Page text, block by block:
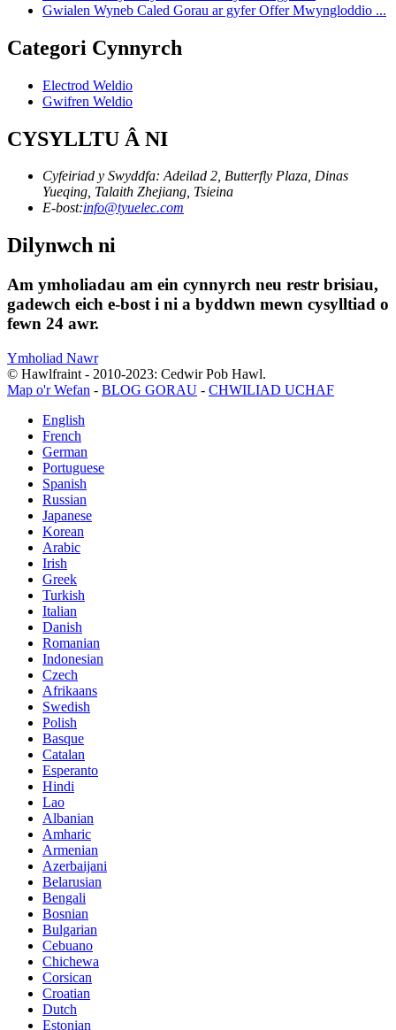
Gwialen Wyneb Caled Gorau ar gyfer Offer Mwyngloddio ...
Categori Cynnyrch
Electrod Weldio
Gwifren Weldio
CYSYLLTU Â NI
Cyfeiriad y Swyddfa: Adeilad 2, Butterfly Plaza, Dinas
Yueqing, Talaith Zhejiang, Tsieina
E-bost:info@tyuelec.com
Dilynwch ni
Am ymholiadau am ein cynnyrch neu restr brisiau,
gadewch eich e-bost i ni a byddwn mewn cysylltiad o
fewn 24 awr.
Ymholiad Nawr
© Hawlfraint - 2010-2023: Cedwir Pob Hawl.
Map o'r Wefan - BLOG GORAU - CHWILIAD UCHAF
English
French
German
Portuguese
Spanish
Russian
Japanese
Korean
Arabic
Irish
Greek
Turkish
Italian
Danish
Romanian
Indonesian
Czech
Afrikaans
Swedish
Polish
Basque
Catalan
Esperanto
Hindi
Lao
Albanian
Amharic
Armenian
Azerbaijani
Belarusian
Bengali
Bosnian
Bulgarian
Cebuano
Chichewa
Corsican
Croatian
Dutch
Estonian